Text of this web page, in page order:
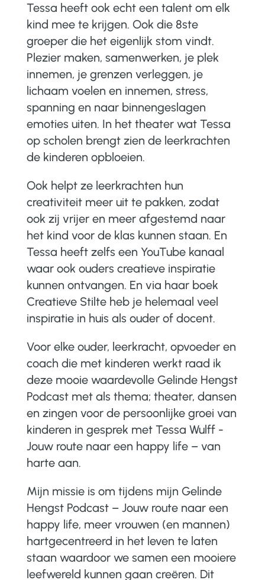
Tessa heeft ook echt een talent om elk
kind mee te krijgen. Ook die 8ste
groeper die het eigenlijk stom vindt.
Plezier maken, samenwerken, je plek
innemen, je grenzen verleggen, je
lichaam voelen en innemen, stress,
spanning en naar binnengeslagen
emoties uiten. In het theater wat Tessa
op scholen brengt zien de leerkrachten
de kinderen opbloeien.
Ook helpt ze leerkrachten hun
creativiteit meer uit te pakken, zodat
ook zij vrijer en meer afgestemd naar
het kind voor de klas kunnen staan. En
Tessa heeft zelfs een YouTube kanaal
waar ook ouders creatieve inspiratie
kunnen ontvangen. En via haar boek
Creatieve Stilte heb je helemaal veel
inspiratie in huis als ouder of docent.
Voor elke ouder, leerkracht, opvoeder en
coach die met kinderen werkt raad ik
deze mooie waardevolle Gelinde Hengst
Podcast met als thema; theater, dansen
en zingen voor de persoonlijke groei van
kinderen in gesprek met Tessa Wulff -
Jouw route naar een happy life – van
harte aan.
Mijn missie is om tijdens mijn Gelinde
Hengst Podcast – Jouw route naar een
happy life, meer vrouwen (en mannen)
hartgecentreerd in het leven te laten
staan waardoor we samen een mooiere
leefwereld kunnen gaan creëren. Dit